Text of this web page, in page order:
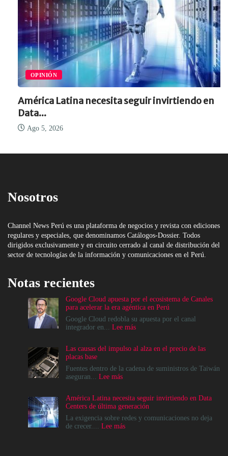
OPINIÓN
América Latina necesita seguir invirtiendo en
Data...
Ago 5, 2026
Nosotros
Channel News Perú es una plataforma de negocios y revista con ediciones
regulares y especiales, que denominamos Catálogos-Dossier. Todos
dirigidos exclusivamente y en circuito cerrado al canal de distribución del
sector de tecnologías de la información y comunicaciones en el Perú.
Notas recientes
Google Cloud apuesta por el ecosistema de Canales
para acelerar la era agéntica en Perú
Google Cloud redobla su apuesta por el canal
integrador en... Lee más:
apuesta
el
para
acelerar
la
era
Las causas del impulso al alza en el precio de las
placas base
Fuentes dentro de la cadena de suministros de Taiwán
aseguran... Lee más:
del
impulso
al
alza
América Latina necesita seguir invirtiendo en Data
Centers de última generación
La exigencia sobre redes y comunicaciones no deja
de crecer.... Lee más: